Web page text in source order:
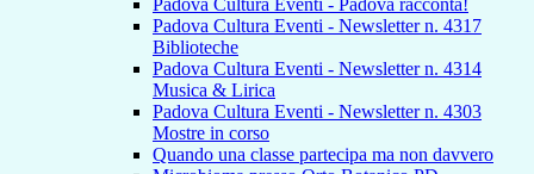
Padova Cultura Eventi - Padova racconta!
Padova Cultura Eventi - Newsletter n. 4317
Biblioteche
Padova Cultura Eventi - Newsletter n. 4314
Musica & Lirica
Padova Cultura Eventi - Newsletter n. 4303
Mostre in corso
Quando una classe partecipa ma non davvero